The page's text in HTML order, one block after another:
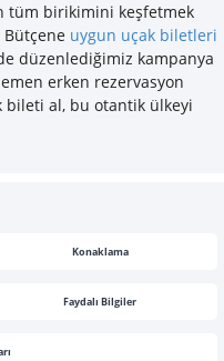
tüm birikimini keşfetmek
uygun uçak biletleri
düzenlediğimiz kampanya
erken rezervasyon
bileti al, bu otantik ülkeyi
Konaklama
Faydalı Bilgiler